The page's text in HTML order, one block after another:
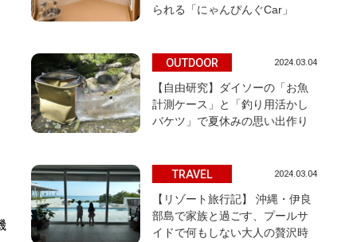
られる「にゃんぴんぐCar」
OUTDOOR 2024.03.04
【自由研究】ダイソーの「お魚
計測ケース」と「釣り用活かし
バケツ」で夏休みの思い出作り
TRAVEL 2024.03.04
【リゾート旅行記】 沖縄・伊良
部島で家族と過ごす、プールサ
イドで何もしない大人の贅沢時